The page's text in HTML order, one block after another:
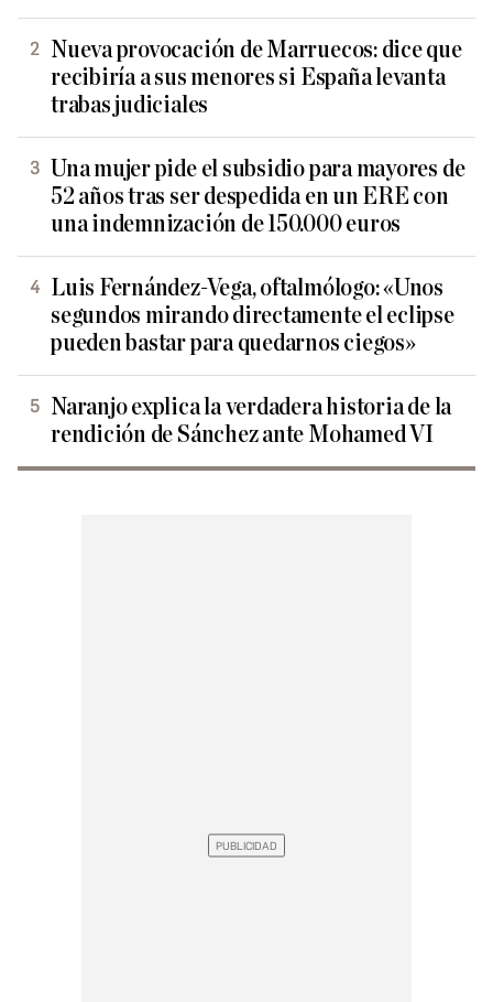
Nueva provocación de Marruecos: dice que
recibiría a sus menores si España levanta
trabas judiciales
Una mujer pide el subsidio para mayores de
52 años tras ser despedida en un ERE con
una indemnización de 150.000 euros
Luis Fernández-Vega, oftalmólogo: «Unos
segundos mirando directamente el eclipse
pueden bastar para quedarnos ciegos»
Naranjo explica la verdadera historia de la
rendición de Sánchez ante Mohamed VI